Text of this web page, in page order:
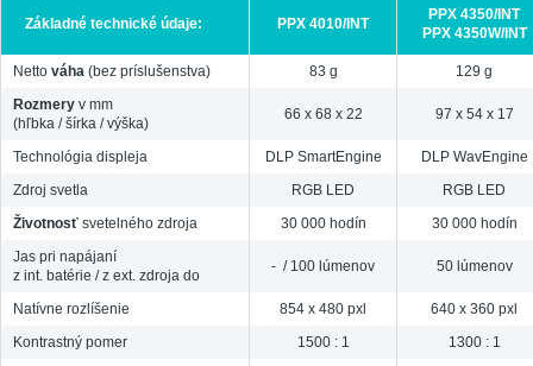
Základné technické údaje: PPX 4010/INT
PPX 4350/INT
PPX 4350W/INT
Netto váha (bez príslušenstva) 83 g
129 g
Rozmery v mm
(hľbka / šírka / výška)
66 x 68 x 22 97 x 54 x 17
Technológia displeja DLP SmartEngine
DLP WavEngine
Zdroj svetla
RGB LED
RGB LED
Životnosť svetelného zdroja 30 000 hodín
30 000 hodín
Jas pri napájaní
z int. batérie / z ext. zdroja do
- / 100 lúmenov 50 lúmenov
Natívne rozlíšenie 854 x 480 pxl
640 x 360 pxl
Kontrastný pomer
1500 : 1
1300 : 1